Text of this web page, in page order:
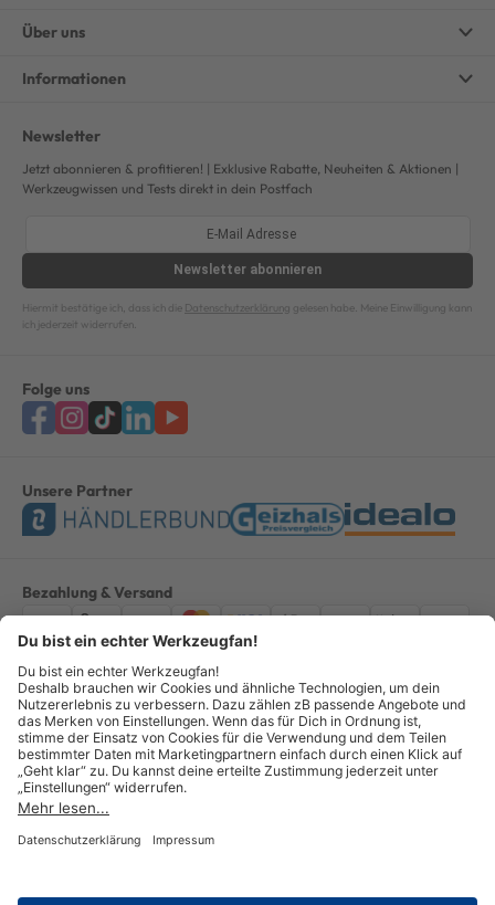
Über uns
Informationen
Newsletter
Jetzt abonnieren & profitieren! | Exklusive Rabatte, Neuheiten & Aktionen |
Werkzeugwissen und Tests direkt in dein Postfach
Newsletter abonnieren
Hiermit bestätige ich, dass ich die Datenschutzerklärung gelesen habe. Meine Einwilligung kann
ich jederzeit widerrufen.
Folge uns
Unsere Partner
Bezahlung & Versand
ImpressumAGBDatenschutzWiderruf Vertrag widerrufen
Alle Preise verstehen sich inkl. ges. MwSt. *Kostenloser Versand innerhalb
Deutschlands, bei Bestellungen ab 100,00 Euro.
© Copyright 2026 GOTOOLS GmbH - Alle Rechte vorbehalten. powered by
createyourtemplate